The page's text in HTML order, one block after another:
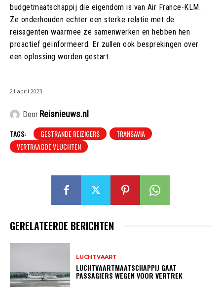
budgetmaatschappij die eigendom is van Air France-KLM.
Ze onderhouden echter een sterke relatie met de
reisagenten waarmee ze samenwerken en hebben hen
proactief geïnformeerd. Er zullen ook besprekingen over
een oplossing worden gestart.
21 april 2023
Door Reisnieuws.nl
TAGS:
GESTRANDE REIZIGERS
TRANSAVIA
VERTRAAGDE VLUCHTEN
GERELATEERDE BERICHTEN
LUCHTVAART
LUCHTVAARTMAATSCHAPPIJ GAAT
PASSAGIERS WEGEN VOOR VERTREK